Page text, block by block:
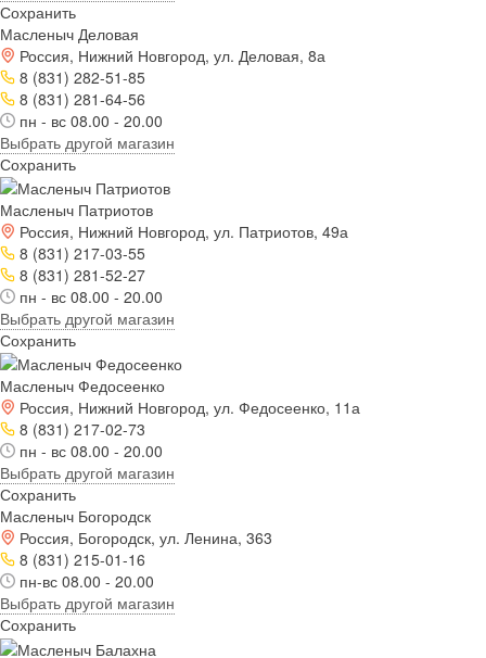
Сохранить
Масленыч Деловая
Россия, Нижний Новгород, ул. Деловая, 8а
8 (831) 282-51-85
8 (831) 281-64-56
пн - вс 08.00 - 20.00
Выбрать другой магазин
Сохранить
Масленыч Патриотов
Россия, Нижний Новгород, ул. Патриотов, 49а
8 (831) 217-03-55
8 (831) 281-52-27
пн - вс 08.00 - 20.00
Выбрать другой магазин
Сохранить
Масленыч Федосеенко
Россия, Нижний Новгород, ул. Федосеенко, 11а
8 (831) 217-02-73
пн - вс 08.00 - 20.00
Выбрать другой магазин
Сохранить
Масленыч Богородск
Россия, Богородск, ул. Ленина, 363
8 (831) 215-01-16
пн-вс 08.00 - 20.00
Выбрать другой магазин
Сохранить